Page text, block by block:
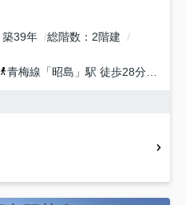
築39年 総階数
2階建
青梅線 「昭島 」駅 徒歩28分 青梅